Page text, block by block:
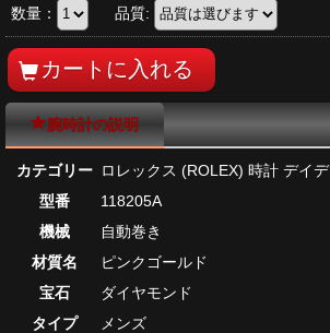
数量： 品質:
腕時計の説明
カテゴリー ロレックス (ROLEX) 時計 デイデ
型番
118205A
機械
自動巻き
材質名
ピンクゴールド
宝石
ダイヤモンド
タイプ
メンズ